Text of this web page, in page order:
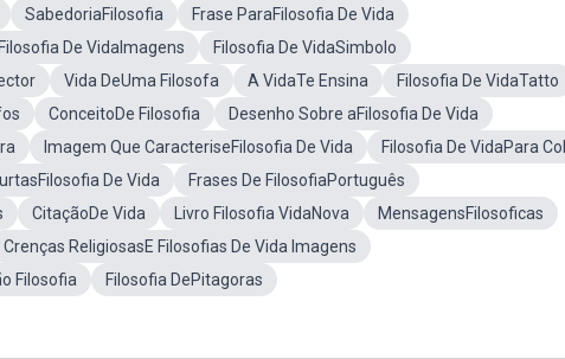
SabedoriaFilosofia
Frase ParaFilosofia De Vida
Filosofia De VidaImagens
Filosofia De VidaSimbolo
Vida DeUma Filosofa A VidaTe Ensina
Filosofia De VidaTatto
ConceitoDe Filosofia
Desenho Sobre aFilosofia De Vida
Imagem Que CaracteriseFilosofia De Vida
Filosofia De VidaPara
De Vida
Frases De FilosofiaPortuguês
CitaçãoDe Vida Livro Filosofia VidaNova
MensagensFilosoficas
Crenças ReligiosasE Filosofias De Vida Imagens
Filosofia
Filosofia DePitagoras